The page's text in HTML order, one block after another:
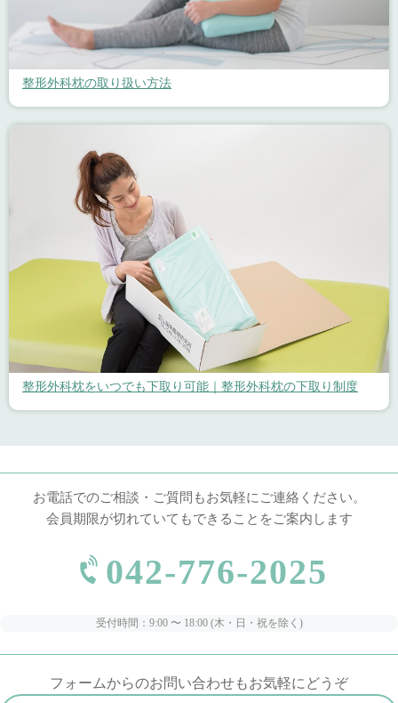
整形外科枕の取り扱い方法
整形外科枕をいつでも下取り可能｜整形外科枕の下取り制度
お電話でのご相談・ご質問もお気軽にご連絡ください。
会員期限が切れていてもできることをご案内します
042-776-2025
受付時間：9:00 〜 18:00 (木・日・祝を除く)
フォームからのお問い合わせもお気軽にどうぞ